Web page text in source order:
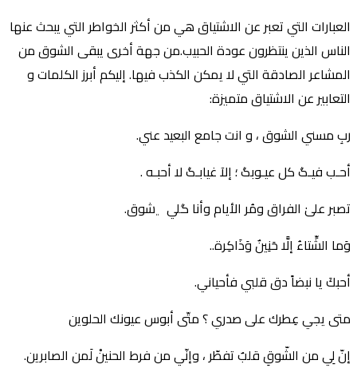
العبارات التي تعبر عن الاشتياق هي من أكثر الخواطر التي يبحث عنها
الناس الذين ينتظرون عودة الحبيب.من جهة أخرى يبقى الشوق من
المشاعر الصادقة التي لا يمكن الكذب فيها. إليكم أبرز الكلمات و
التعابير عن الاشتياق متميزة:
ربِ مسني الشوق ، و انت جامع البعيد عني.
أحـب فيـگ كل عيـوبگ ؛ إلآ غيابـگ لا أحبـه .
تصبر علىٰ الفراق ومُر الأيام وأنا گلي ﮼شوق.
وَما الشِّتاءُ إلَّا حَنِينٌ وَذَاكِرة..
أحبكَ يا نبضاً دق قلبي فأحياني.
متى يجي عِطرك على صدري ؟ متّى أبوس عيونك الحلوين
إنّ لِي من الشّوقِ قلبٌ تفطّر ، وإنّي من فرط الحنينْ لَمن الصابرين.